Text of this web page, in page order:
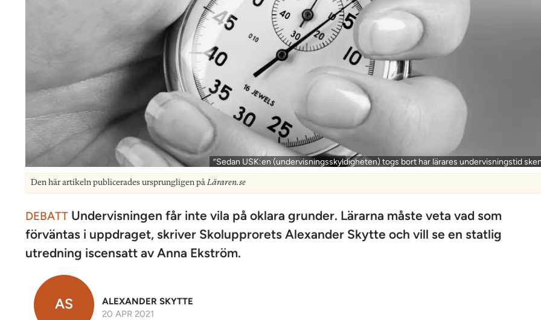
”Sedan USK:en (undervisningsskyldigheten) togs bort har lärares undervisningstid
Den här artikeln publicerades ursprungligen påLäraren.se
DEBATT Undervisningen får inte vila på oklara grunder. Lärarna måste veta vad som
förväntas i uppdraget, skriver Skolupprorets Alexander Skytte och vill se en statlig
utredning iscensatt av Anna Ekström.
AS
ALEXANDER SKYTTE
20 APR 2021